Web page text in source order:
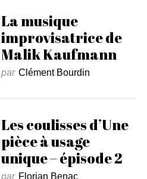
La musique
improvisatrice de
Malik Kaufmann
par Clément Bourdin
Les coulisses d’Une
pièce à usage
unique – épisode 2
par Florian Benac